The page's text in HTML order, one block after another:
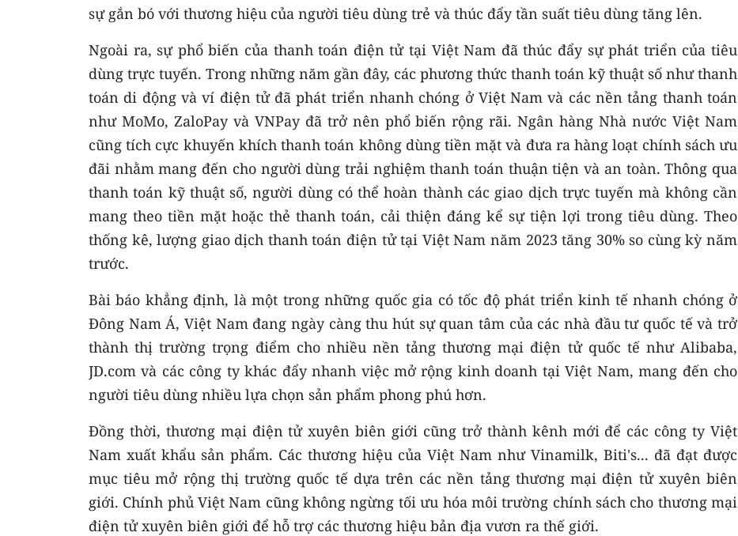
sự gắn bó với thương hiệu của người tiêu dùng trẻ và thúc đẩy tần suất tiêu dùng tăng lên.
Ngoài ra, sự phổ biến của thanh toán điện tử tại Việt Nam đã thúc đẩy sự phát triển của tiêu
dùng trực tuyến. Trong những năm gần đây, các phương thức thanh toán kỹ thuật số như thanh
toán di động và ví điện tử đã phát triển nhanh chóng ở Việt Nam và các nền tảng thanh toán
như MoMo, ZaloPay và VNPay đã trở nên phổ biến rộng rãi. Ngân hàng Nhà nước Việt Nam
cũng tích cực khuyến khích thanh toán không dùng tiền mặt và đưa ra hàng loạt chính sách ưu
đãi nhằm mang đến cho người dùng trải nghiệm thanh toán thuận tiện và an toàn. Thông qua
thanh toán kỹ thuật số, người dùng có thể hoàn thành các giao dịch trực tuyến mà không cần
mang theo tiền mặt hoặc thẻ thanh toán, cải thiện đáng kể sự tiện lợi trong tiêu dùng. Theo
thống kê, lượng giao dịch thanh toán điện tử tại Việt Nam năm 2023 tăng 30% so cùng kỳ năm
trước.
Bài báo khẳng định, là một trong những quốc gia có tốc độ phát triển kinh tế nhanh chóng ở
Đông Nam Á, Việt Nam đang ngày càng thu hút sự quan tâm của các nhà đầu tư quốc tế và trở
thành thị trường trọng điểm cho nhiều nền tảng thương mại điện tử quốc tế như Alibaba,
JD.com và các công ty khác đẩy nhanh việc mở rộng kinh doanh tại Việt Nam, mang đến cho
người tiêu dùng nhiều lựa chọn sản phẩm phong phú hơn.
Đồng thời, thương mại điện tử xuyên biên giới cũng trở thành kênh mới để các công ty Việt
Nam xuất khẩu sản phẩm. Các thương hiệu của Việt Nam như Vinamilk, Biti's... đã đạt được
mục tiêu mở rộng thị trường quốc tế dựa trên các nền tảng thương mại điện tử xuyên biên
giới. Chính phủ Việt Nam cũng không ngừng tối ưu hóa môi trường chính sách cho thương mại
điện tử xuyên biên giới để hỗ trợ các thương hiệu bản địa vươn ra thế giới.